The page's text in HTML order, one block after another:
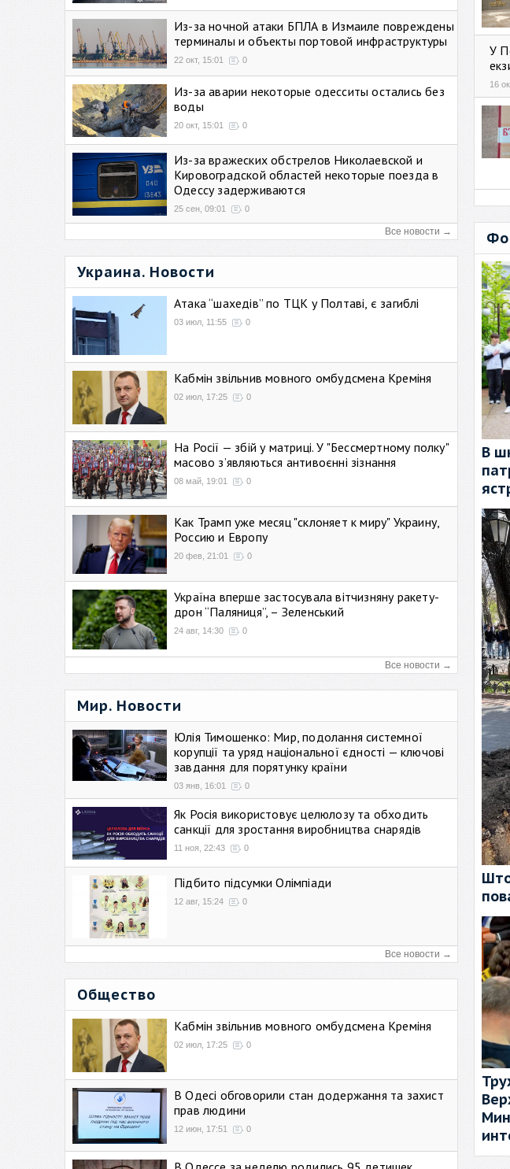
Из-за ночной атаки БПЛА в Измаиле повреждены
терминалы и объекты портовой инфраструктуры
22 окт, 15:01 0
Из-за аварии некоторые одесситы остались без
воды
20 окт, 15:01 0
Из-за вражеских обстрелов Николаевской и
Кировоградской областей некоторые поезда в
Одессу задерживаются
25 сен, 09:01 0
Все новости →
Украина. Новости
Атака “шахедів” по ТЦК у Полтаві, є загиблі
03 июл, 11:55 0
Кабмін звільнив мовного омбудсмена Креміня
02 июл, 17:25 0
На Росії — збій у матриці. У "Бессмертному полку"
масово зʼявляються антивоєнні зізнання
08 май, 19:01 0
Как Трамп уже месяц "склоняет к миру" Украину,
Россию и Европу
20 фев, 21:01 0
Україна вперше застосувала вітчизняну ракету-
дрон “Паляниця”, – Зеленський
24 авг, 14:30 0
Все новости →
Мир. Новости
Юлія Тимошенко: Мир, подолання системної
корупції та уряд національної єдності — ключові
завдання для порятунку країни
03 янв, 16:01 0
Як Росія використовує целюлозу та обходить
санкції для зростання виробництва снарядів
11 ноя, 22:43 0
Підбито підсумки Олімпіади
12 авг, 15:24 0
Все новости →
Общество
Кабмін звільнив мовного омбудсмена Креміня
02 июл, 17:25 0
В Одесі обговорили стан додержання та захист
прав людини
12 июн, 17:51 0
У
16
В